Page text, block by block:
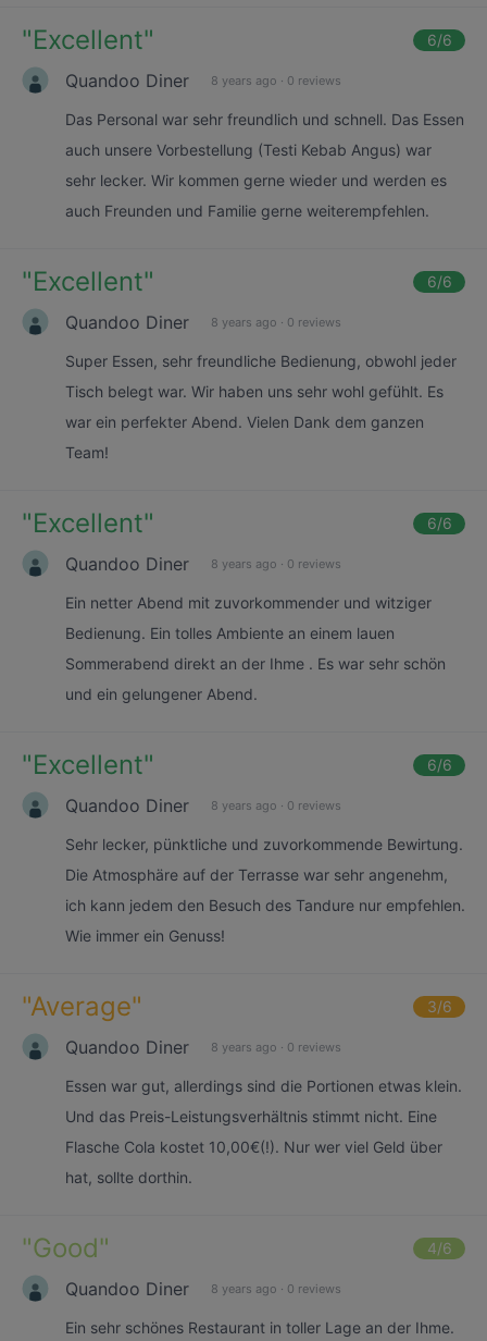
"Excellent" 6/6
Quandoo Diner 8 years ago · 0 reviews
Das Personal war sehr freundlich und schnell. Das Essen
auch unsere Vorbestellung (Testi Kebab Angus) war
sehr lecker. Wir kommen gerne wieder und werden es
auch Freunden und Familie gerne weiterempfehlen.
"Excellent" 6/6
Quandoo Diner 8 years ago · 0 reviews
Super Essen, sehr freundliche Bedienung, obwohl jeder
Tisch belegt war. Wir haben uns sehr wohl gefühlt. Es
war ein perfekter Abend. Vielen Dank dem ganzen
Team!
"Excellent" 6/6
Quandoo Diner 8 years ago · 0 reviews
Ein netter Abend mit zuvorkommender und witziger
Bedienung. Ein tolles Ambiente an einem lauen
Sommerabend direkt an der Ihme . Es war sehr schön
und ein gelungener Abend.
"Excellent" 6/6
Quandoo Diner 8 years ago · 0 reviews
Sehr lecker, pünktliche und zuvorkommende Bewirtung.
Die Atmosphäre auf der Terrasse war sehr angenehm,
ich kann jedem den Besuch des Tandure nur empfehlen.
Wie immer ein Genuss!
"Average" 3/6
Quandoo Diner 8 years ago · 0 reviews
Essen war gut, allerdings sind die Portionen etwas klein.
Und das Preis-Leistungsverhältnis stimmt nicht. Eine
Flasche Cola kostet 10,00€(!). Nur wer viel Geld über
hat, sollte dorthin.
"Good" 4/6
Quandoo Diner 8 years ago · 0 reviews
Ein sehr schönes Restaurant in toller Lage an der Ihme.